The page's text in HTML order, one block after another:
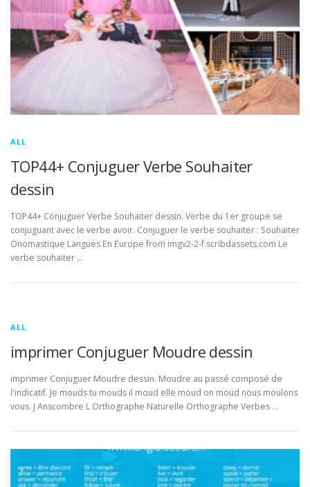
ALL
TOP44+ Conjuguer Verbe Souhaiter
dessin
TOP44+ Conjuguer Verbe Souhaiter dessin. Verbe du 1er groupe se
conjuguant avec le verbe avoir. Conjuguer le verbe souhaiter : Souhaiter
Onomastique Langues En Europe from imgv2-2-f.scribdassets.com Le
verbe souhaiter …
ALL
imprimer Conjuguer Moudre dessin
imprimer Conjuguer Moudre dessin. Moudre au passé composé de
l'indicatif. Je mouds tu mouds il moud elle moud on moud nous moulons
vous. J Anscombre L Orthographe Naturelle Orthographe Verbes …